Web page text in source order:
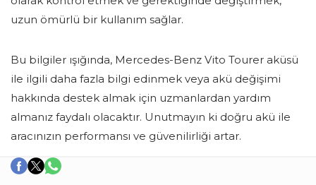
uzun ömürlü bir kullanım sağlar.
Bu bilgiler ışığında, Mercedes-Benz Vito Tourer aküsü
ile ilgili daha fazla bilgi edinmek veya akü değişimi
hakkında destek almak için uzmanlardan yardım
almanız faydalı olacaktır. Unutmayın ki doğru akü ile
aracınızın performansı ve güvenilirliği artar.